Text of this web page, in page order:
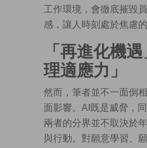
工作環境，會徹底摧毀
感，讓人時刻處於焦慮的
「再進化機
理適應力」
然而，筆者並不一面倒
面影響。AI既是威脅，
兩者的分界並不取決於
與行動。對願意學習、